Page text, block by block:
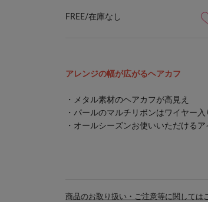
FREE/在庫なし
アレンジの幅が広がるヘアカフ
・メタル素材のヘアカフが高見え
・パールのマルチリボンはワイヤー
・オールシーズンお使いいただけるア
商品のお取り扱い・ご注意等に関しては